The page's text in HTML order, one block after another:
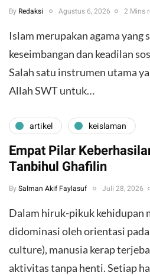
By Redaksi Agustus 6, 2026 2 Mins
Islam merupakan agama yang
keseimbangan dan keadilan
Salah satu instrumen utama
Allah SWT untuk…
artikel keislaman
Empat Pilar
Tanbihul Ghafilin
By Salman Akif Faylasuf Juli 28, 2026
Dalam hiruk-pikuk kehidupan
didominasi oleh orientasi
culture), manusia kerap
aktivitas tanpa henti. Setiap